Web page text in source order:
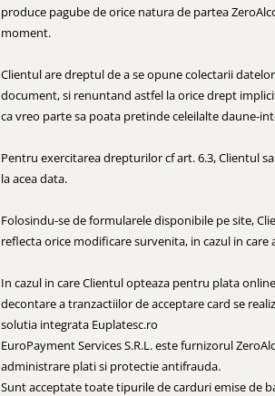
produce pagube de orice natura de partea
moment.
Clientul are dreptul de a se opune colectarii
document, si renuntand astfel la orice drept
ca vreo parte sa poata pretinde celeilalte daune-
Pentru exercitarea drepturilor cf art. 6.3, Clientul
la acea data.
Folosindu-se de formularele disponibile pe site,
reflecta orice modificare survenita, in cazul in care
In cazul in care Clientul opteaza pentru plata
decontare a tranzactiilor de acceptare card se
solutia integrata Euplatesc.ro
EuroPayment Services S.R.L. este furnizorul
administrare plati si protectie antifrauda.
Sunt acceptate toate tipurile de carduri emise de